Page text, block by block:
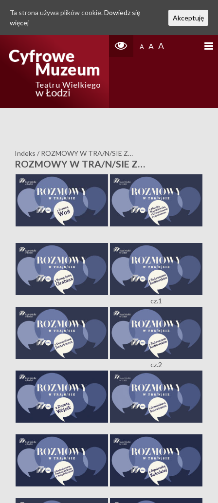
A A A
Indeks / ROZMOWY W TRA/N/SIE Z…
ROZMOWY W TRA/N/SIE Z…
cz.1
cz.2
Ta strona używa plików cookie. Dowiedz się
więcej
Akceptuję